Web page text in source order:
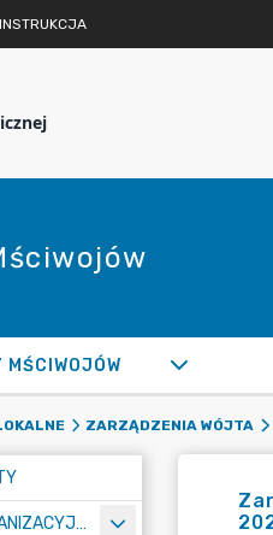
INSTRUKCJA
ZARZĄDZENIA WÓJTA
GMINNE JEDNOSTKI ORGANIZACYJNE